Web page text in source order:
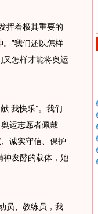
挥着极其重要的
”我们还以怎样
又怎样才能将奥运
我快乐”。我们
运志愿者佩戴
诚实守信、保护
神发酵的载体，她
员、教练员，我